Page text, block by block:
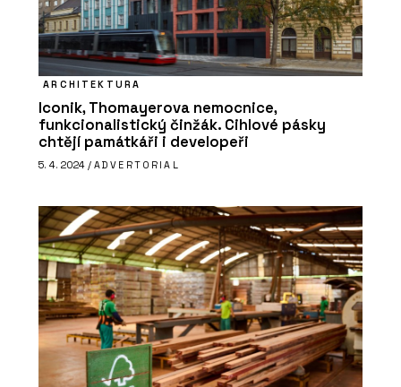
ČLÁNKY
Černá školka v borovém háji. V obci
Vědomice mají trochu jinou mateřskou
školu
PRODUKTY
Vláknocementová deska Swisspearl
Carat
ARCHITEKTURA
Iconik, Thomayerova nemocnice,
funkcionalistický činžák. Cihlové pásky
chtějí památkáři i developeři
5. 4. 2024 / ADVERTORIAL